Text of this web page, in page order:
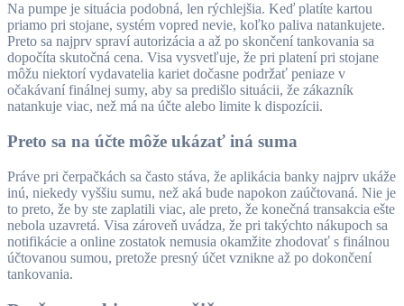
Na pumpe je situácia podobná, len rýchlejšia. Keď platíte kartou
priamo pri stojane, systém vopred nevie, koľko paliva natankujete.
Preto sa najprv spraví autorizácia a až po skončení tankovania sa
dopočíta skutočná cena. Visa vysvetľuje, že pri platení pri stojane
môžu niektorí vydavatelia kariet dočasne podržať peniaze v
očakávaní finálnej sumy, aby sa predišlo situácii, že zákazník
natankuje viac, než má na účte alebo limite k dispozícii.
Preto sa na účte môže ukázať iná suma
Práve pri čerpačkách sa často stáva, že aplikácia banky najprv ukáže
inú, niekedy vyššiu sumu, než aká bude napokon zaúčtovaná. Nie je
to preto, že by ste zaplatili viac, ale preto, že konečná transakcia ešte
nebola uzavretá. Visa zároveň uvádza, že pri takýchto nákupoch sa
notifikácie a online zostatok nemusia okamžite zhodovať s finálnou
účtovanou sumou, pretože presný účet vznikne až po dokončení
tankovania.